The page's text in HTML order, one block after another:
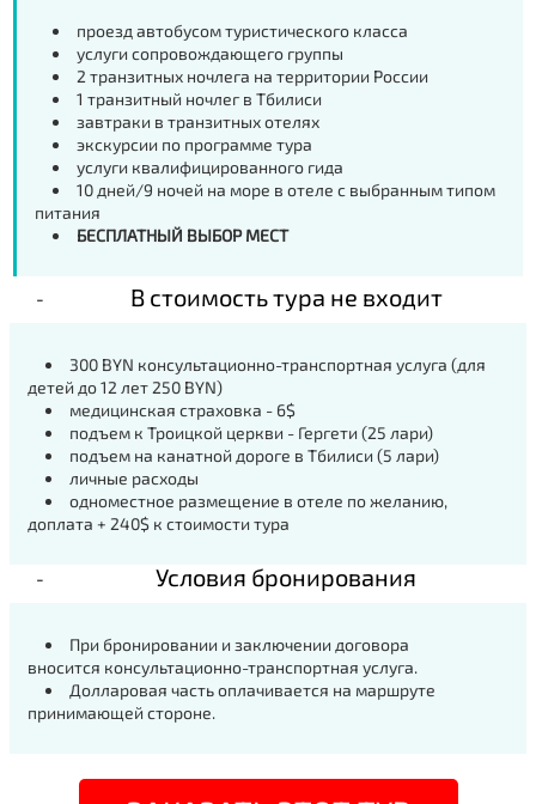
проезд автобусом туристического класса
услуги сопровождающего группы
2 транзитных ночлега на территории России
1 транзитный ночлег в Тбилиси
завтраки в транзитных отелях
экскурсии по программе тура
услуги квалифицированного гида
10 дней/9 ночей на море в отеле с выбранным типом
питания
БЕСПЛАТНЫЙ ВЫБОР МЕСТ
В стоимость тура не входит
300 BYN консультационно-транспортная услуга (для
детей до 12 лет 250 BYN)
медицинская страховка - 6$
подъем к Троицкой церкви - Гергети (25 лари)
подъем на канатной дороге в Тбилиси (5 лари)
личные расходы
одноместное размещение в отеле по желанию,
доплата + 240$ к стоимости тура
Условия бронирования
При бронировании и заключении договора
вносится консультационно-транспортная услуга.
Долларовая часть оплачивается на маршруте
принимающей стороне.